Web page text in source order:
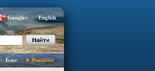
Google+ English
Блог Реклама